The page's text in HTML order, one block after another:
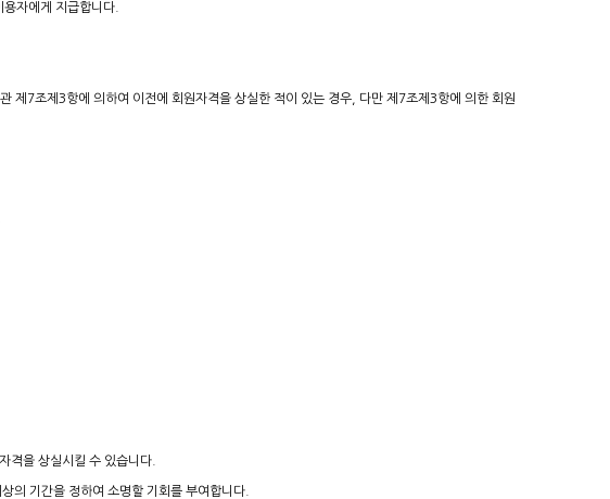
자에게 지급합니다.
7조제3항에 의하여 이전에 회원자격을 상실한 적이 있는 경우, 다만 제7조제3항에 의한 회원
격을 상실시킬 수 있습니다.
의 기간을 정하여 소명할 기회를 부여합니다.